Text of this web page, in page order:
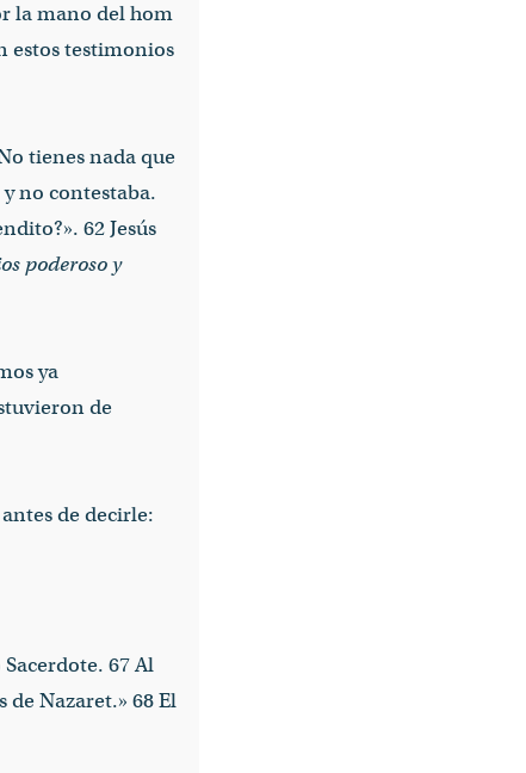
la mano del hom
estos testimonios
tienes nada que
y no contestaba.
62 Jesús
poderoso y
ya
de
de decirle:
67 Al
Nazaret.» 68 El